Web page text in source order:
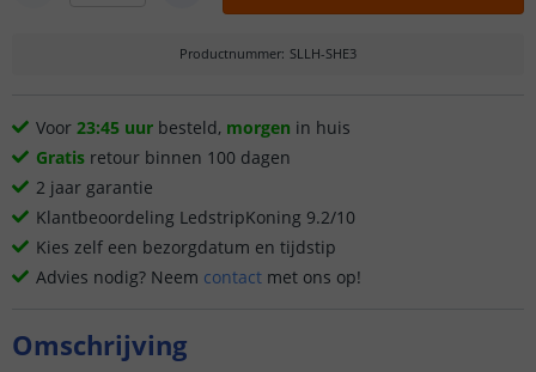
Productnummer: SLLH-SHE3
Voor 23:45 uur besteld, morgen in huis
Gratis retour binnen 100 dagen
2 jaar garantie
Klantbeoordeling LedstripKoning 9.2/10
Kies zelf een bezorgdatum en tijdstip
Advies nodig? Neem contact met ons op!
Omschrijving